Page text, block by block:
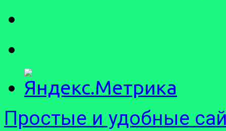
Простые и удобные